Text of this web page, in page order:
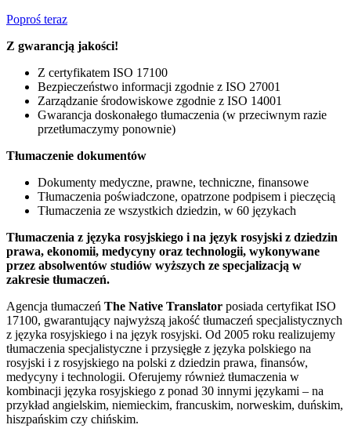
Poproś teraz
Z gwarancją jakości!
Z certyfikatem ISO 17100
Bezpieczeństwo informacji zgodnie z ISO 27001
Zarządzanie środowiskowe zgodnie z ISO 14001
Gwarancja doskonałego tłumaczenia (w przeciwnym razie
przetłumaczymy ponownie)
Tłumaczenie dokumentów
Dokumenty medyczne, prawne, techniczne, finansowe
Tłumaczenia poświadczone, opatrzone podpisem i pieczęcią
Tłumaczenia ze wszystkich dziedzin, w 60 językach
Tłumaczenia z języka rosyjskiego i na język rosyjski z dziedzin
prawa, ekonomii, medycyny oraz technologii, wykonywane
przez absolwentów studiów wyższych ze specjalizacją w
zakresie tłumaczeń.
Agencja tłumaczeń The Native Translator posiada certyfikat ISO
17100, gwarantujący najwyższą jakość tłumaczeń specjalistycznych
z języka rosyjskiego i na język rosyjski. Od 2005 roku realizujemy
tłumaczenia specjalistyczne i przysięgłe z języka polskiego na
rosyjski i z rosyjskiego na polski z dziedzin prawa, finansów,
medycyny i technologii. Oferujemy również tłumaczenia w
kombinacji języka rosyjskiego z ponad 30 innymi językami – na
przykład angielskim, niemieckim, francuskim, norweskim, duńskim,
hiszpańskim czy chińskim.